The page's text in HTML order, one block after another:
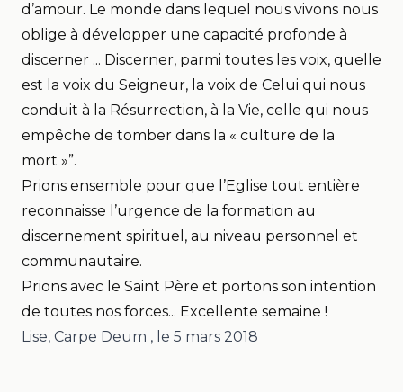
d’amour. Le monde dans lequel nous vivons nous
oblige à développer une capacité profonde à
discerner ... Discerner, parmi toutes les voix, quelle
est la voix du Seigneur, la voix de Celui qui nous
conduit à la Résurrection, à la Vie, celle qui nous
empêche de tomber dans la « culture de la
mort »”.
Prions ensemble pour que l’Eglise tout entière
reconnaisse l’urgence de la formation au
discernement spirituel, au niveau personnel et
communautaire.
Prions avec le Saint Père et portons son intention
de toutes nos forces... Excellente semaine !
Lise, Carpe Deum , le 5 mars 2018